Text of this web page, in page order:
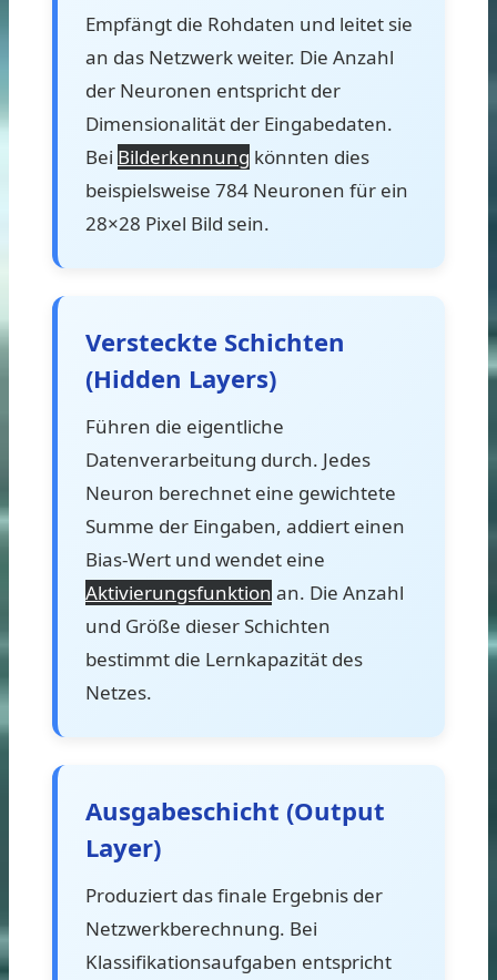
Empfängt die Rohdaten und leitet sie
an das Netzwerk weiter. Die Anzahl
der Neuronen entspricht der
Dimensionalität der Eingabedaten.
Bei Bilderkennung könnten dies
beispielsweise 784 Neuronen für ein
28×28 Pixel Bild sein.
Versteckte Schichten
(Hidden Layers)
Führen die eigentliche
Datenverarbeitung durch. Jedes
Neuron berechnet eine gewichtete
Summe der Eingaben, addiert einen
Bias-Wert und wendet eine
Aktivierungsfunktion an. Die Anzahl
und Größe dieser Schichten
bestimmt die Lernkapazität des
Netzes.
Ausgabeschicht (Output
Layer)
Produziert das finale Ergebnis der
Netzwerkberechnung. Bei
Klassifikationsaufgaben entspricht